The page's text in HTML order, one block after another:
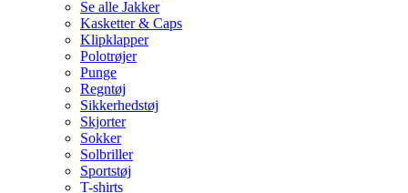
Se alle Jakker
Kasketter & Caps
Klipklapper
Polotrøjer
Punge
Regntøj
Sikkerhedstøj
Skjorter
Sokker
Solbriller
Sportstøj
T-shirts